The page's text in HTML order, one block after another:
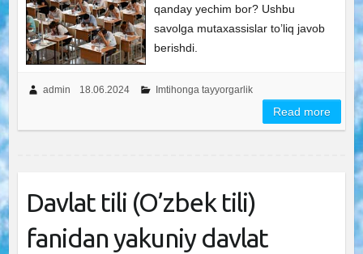
qanday yechim bor? Ushbu
savolga mutaxassislar to’liq javob
berishdi.
admin 18.06.2024 Imtihonga tayyorgarlik
Read more
Davlat tili (O’zbek tili)
fanidan yakuniy davlat